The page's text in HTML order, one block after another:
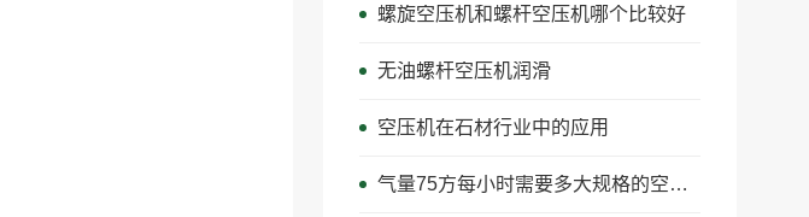
螺旋空压机和螺杆空压机哪个比较好
无油螺杆空压机润滑
空压机在石材行业中的应用
气量75方每小时需要多大规格的空压机?